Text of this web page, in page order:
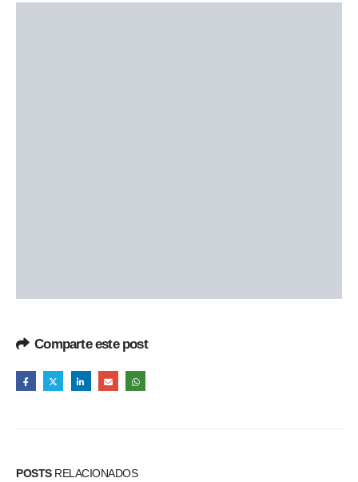
Comparte este post
POSTSRELACIONADOS